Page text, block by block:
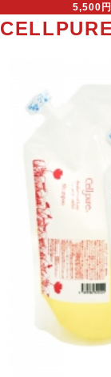
5,500
CELLPURE